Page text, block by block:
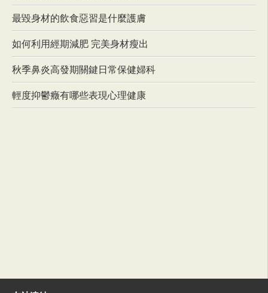
最毀身材的飲食惡習是什麼護膚
如何利用經期減肥 完美身材瘦出
秋季鼻炎高發期關鍵日常保健婦科
輕度抑鬱癥有哪些表現心理健康